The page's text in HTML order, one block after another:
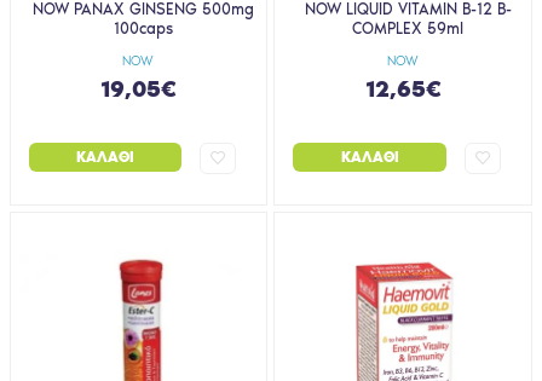
NOW
NOW PANAX GINSENG 500mg
100caps
19,05€
ΚΑΛΆΘΙ
NOW
NOW LIQUID VITAMIN B-12 B-
COMPLEX 59ml
12,65€
ΚΑΛΆΘΙ